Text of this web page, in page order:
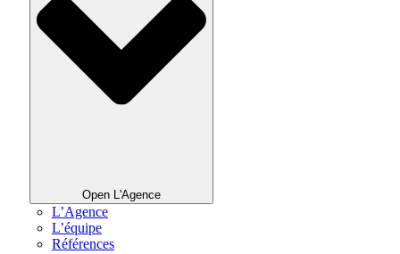
Open L'Agence
L’Agence
L’équipe
Références